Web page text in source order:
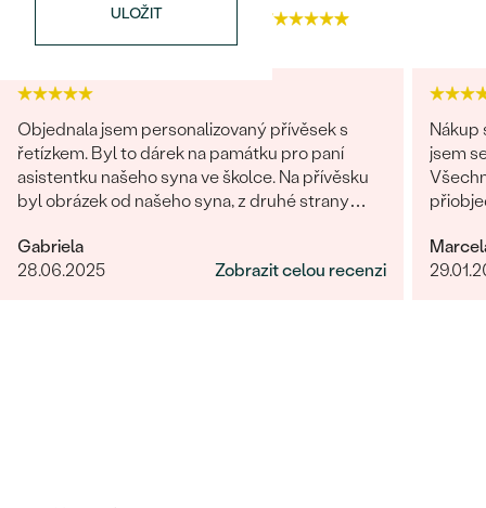
Bestsellery
OBJEVIT
ULOŽIT
4.9 4.7
Objednala jsem personalizovaný přívěsek s
řetízkem. Byl to dárek na památku pro paní
asistentku našeho syna ve školce. Na přívěsku
byl obrázek od našeho syna, z druhé strany
dořešili jsme všechny detaily objednávky. Šperk
je nádherný, udělal velikou radost, je originální a
Gabriela
28.06.2025
Zobrazit celou recenzi
Nákup
jsem